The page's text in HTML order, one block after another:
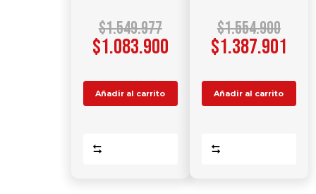
$1.549.977
$1.083.900
Añadir al carrito
$1.554.900
$1.387.901
Añadir al carrito